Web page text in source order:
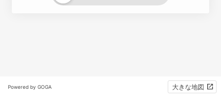
Powered by GOGA 大きな地図